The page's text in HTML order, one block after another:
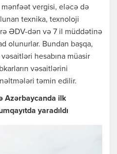
vergisi, eləcə də
texnika, texnoloji
ƏDV-dən və 7 il müddətinə
olunurlar. Bundan başqa,
hesabına müasir
vəsaitlərini
təmin edilir.
Azərbaycanda ilk
yaradıldı